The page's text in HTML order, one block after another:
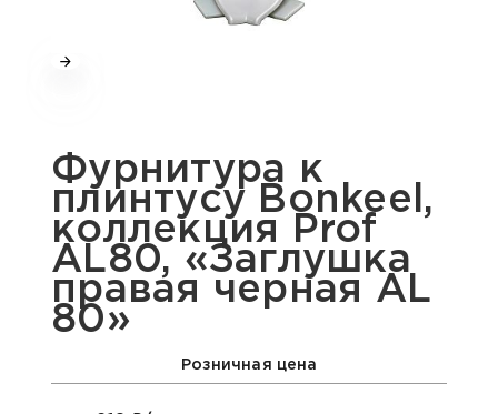
Фурнитура к
плинтусу Bonkeel,
коллекция Prof
AL80, «Заглушка
правая черная AL
80»
Розничная цена